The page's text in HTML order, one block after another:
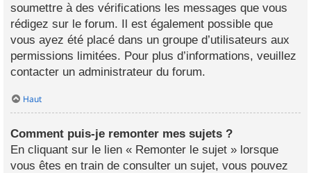
soumettre à des vérifications les messages que vous
rédigez sur le forum. Il est également possible que
vous ayez été placé dans un groupe d’utilisateurs aux
permissions limitées. Pour plus d’informations, veuillez
contacter un administrateur du forum.
Haut
Comment puis-je remonter mes sujets ?
En cliquant sur le lien « Remonter le sujet » lorsque
vous êtes en train de consulter un sujet, vous pouvez